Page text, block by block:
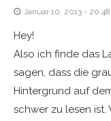
Januar 10, 2013 - 20:48
Hey!
Also ich finde das
sagen, dass die
Hintergrund auf
schwer zu lesen